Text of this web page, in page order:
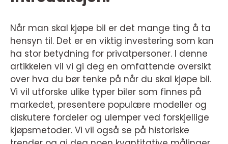
Når man skal kjøpe bil er det mange ting å ta
hensyn til. Det er en viktig investering som kan
ha stor betydning for privatpersoner. I denne
artikkelen vil vi gi deg en omfattende oversikt
over hva du bør tenke på når du skal kjøpe bil.
Vi vil utforske ulike typer biler som finnes på
markedet, presentere populære modeller og
diskutere fordeler og ulemper ved forskjellige
kjøpsmetoder. Vi vil også se på historiske